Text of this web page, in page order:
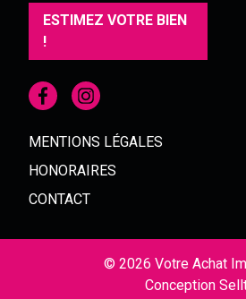
ESTIMEZ VOTRE BIEN
!
MENTIONS LÉGALES
HONORAIRES
CONTACT
© 2026 Votre Achat
Conception